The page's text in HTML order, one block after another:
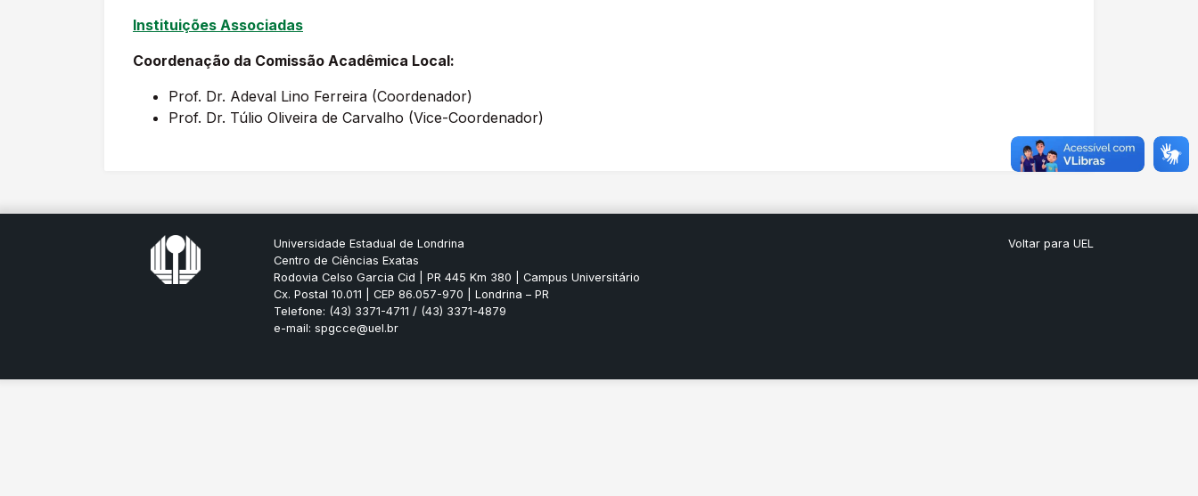
Instituições Associadas
Coordenação da Comissão Acadêmica Local:
Prof. Dr. Adeval Lino Ferreira (Coordenador)
Prof. Dr. Túlio Oliveira de Carvalho (Vice-Coordenador)
Universidade Estadual de Londrina
Centro de Ciências Exatas
Rodovia Celso Garcia Cid | PR 445 Km 380 | Campus Universitário
Cx. Postal 10.011 | CEP 86.057-970 | Londrina – PR
Telefone: (43) 3371-4711 / (43) 3371-4879
e-mail: spgcce@uel.br
Voltar para UEL